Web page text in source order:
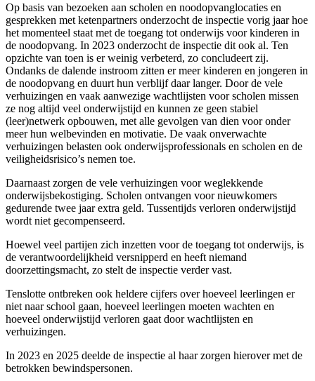
Op basis van bezoeken aan scholen en noodopvanglocaties en
gesprekken met ketenpartners onderzocht de inspectie vorig jaar hoe
het momenteel staat met de toegang tot onderwijs voor kinderen in
de noodopvang. In 2023 onderzocht de inspectie dit ook al. Ten
opzichte van toen is er weinig verbeterd, zo concludeert zij.
Ondanks de dalende instroom zitten er meer kinderen en jongeren in
de noodopvang en duurt hun verblijf daar langer. Door de vele
verhuizingen en vaak aanwezige wachtlijsten voor scholen missen
ze nog altijd veel onderwijstijd en kunnen ze geen stabiel
(leer)netwerk opbouwen, met alle gevolgen van dien voor onder
meer hun welbevinden en motivatie. De vaak onverwachte
verhuizingen belasten ook onderwijsprofessionals en scholen en de
veiligheidsrisico’s nemen toe.
Daarnaast zorgen de vele verhuizingen voor weglekkende
onderwijsbekostiging. Scholen ontvangen voor nieuwkomers
gedurende twee jaar extra geld. Tussentijds verloren onderwijstijd
wordt niet gecompenseerd.
Hoewel veel partijen zich inzetten voor de toegang tot onderwijs, is
de verantwoordelijkheid versnipperd en heeft niemand
doorzettingsmacht, zo stelt de inspectie verder vast.
Tenslotte ontbreken ook heldere cijfers over hoeveel leerlingen er
niet naar school gaan, hoeveel leerlingen moeten wachten en
hoeveel onderwijstijd verloren gaat door wachtlijsten en
verhuizingen.
In 2023 en 2025 deelde de inspectie al haar zorgen hierover met de
betrokken bewindspersonen.